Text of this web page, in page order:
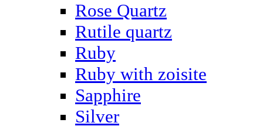
Rose Quartz
Rutile quartz
Ruby
Ruby with zoisite
Sapphire
Silver